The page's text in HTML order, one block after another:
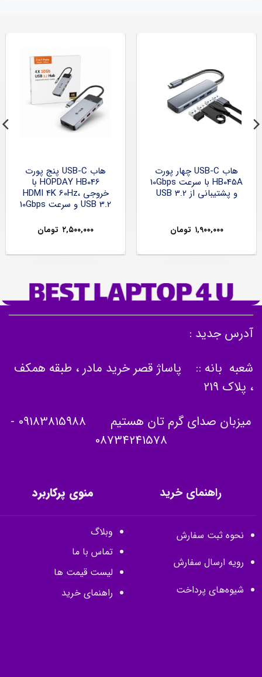
هاب USB-C چهار پورت
HB045A با سرعت 10Gbps
و پشتیبانی از USB 3.2
۱,۹۰۰,۰۰۰ تومان
هاب USB-C پنج پورت
HOPDAY HB046 با
خروجی HDMI 4K 60Hz،
USB 3.2 و سرعت 10Gbps
۲,۵۰۰,۰۰۰ تومان
آدرس جدید :
شعبه بانه :: پاساژ قصر خرید مادر ، طبقه همکف
، پلاک 219
میزبان صدای گرم تان هستیم 09183815988
-
08734241578
راهنمای خرید
نحوه ثبت سفارش
رویه ارسال سفارش
شیوه‌های پرداخت
منوی پرکاربرد
وبلاگ
تماس با ما
لیست قیمت ها
راهنمای خرید